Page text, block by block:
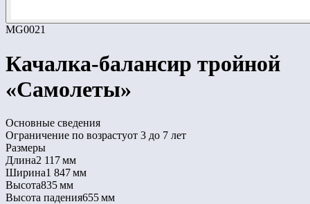
MG0021
Качалка-балансир тройной
«Самолеты»
Основные сведения
Ограничение по возрастуот 3 до 7 лет
Размеры
Длина2 117 мм
Ширина1 847 мм
Высота835 мм
Высота падения655 мм